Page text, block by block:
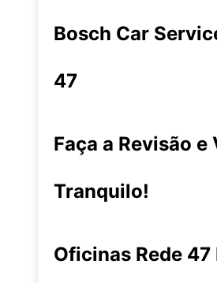
Bosch Car
47
Faça a Revisão e
Tranquilo!
Oficinas Rede 47